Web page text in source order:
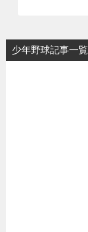
少年野球記事一覧